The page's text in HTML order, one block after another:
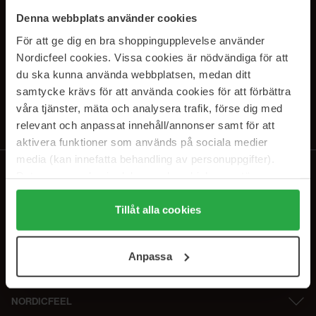
Denna webbplats använder cookies
För att ge dig en bra shoppingupplevelse använder
Nordicfeel cookies. Vissa cookies är nödvändiga för att
du ska kunna använda webbplatsen, medan ditt
samtycke krävs för att använda cookies för att förbättra
våra tjänster, mäta och analysera trafik, förse dig med
relevant och anpassat innehåll/annonser samt för att
aktivera funktioner som används på sociala medier
media (kan innefatta behandling av personuppgifter).
Genom att trycka på "Tillåt alla cookies" accepterar du
alla cookies, medan du under "Detaljer" kan anpassa
användningen av cookies. Du kan när som helst återkalla
samt vår Integritetspolicy.
Tillåt alla cookies
Anpassa
PRENUMERERA PÅ VÅRA
NYHETSBREV
E-postadress
Genom att prenumerera accepterar du vårIntegritetspolicy.
NORDICFEEL